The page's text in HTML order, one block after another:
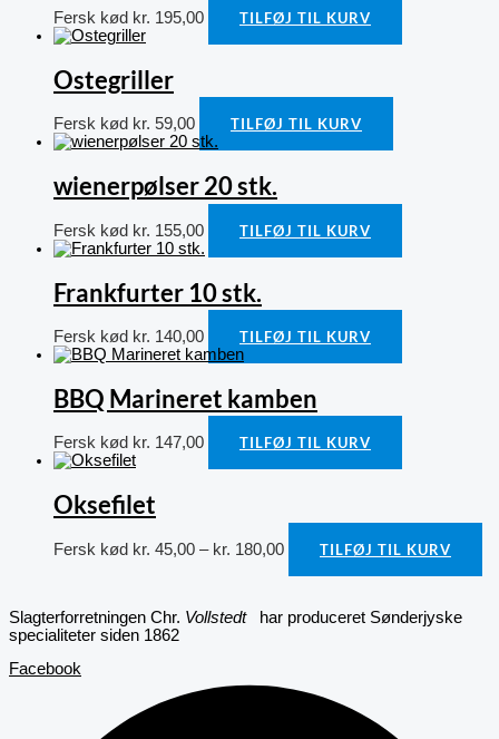
Fersk kød kr. 195,00 TILFØJ TIL KURV
Ostegriller
Fersk kød kr. 59,00 TILFØJ TIL KURV
wienerpølser 20 stk.
Fersk kød kr. 155,00 TILFØJ TIL KURV
Frankfurter 10 stk.
Fersk kød kr. 140,00 TILFØJ TIL KURV
BBQ Marineret kamben
Fersk kød kr. 147,00 TILFØJ TIL KURV
Oksefilet
Fersk kød kr. 45,00 – kr. 180,00 TILFØJ TIL KURV
Slagterforretningen Chr. Vollstedthar produceret Sønderjyske
specialiteter siden 1862
Facebook